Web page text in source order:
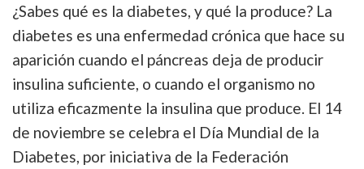
¿Sabes qué es la diabetes, y qué la produce? La
diabetes es una enfermedad crónica que hace su
aparición cuando el páncreas deja de producir
insulina suficiente, o cuando el organismo no
utiliza eficazmente la insulina que produce. El 14
de noviembre se celebra el Día Mundial de la
Diabetes, por iniciativa de la Federación